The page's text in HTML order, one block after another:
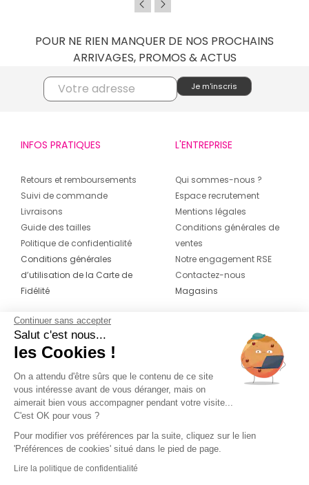
POUR NE RIEN MANQUER DE NOS PROCHAINS
ARRIVAGES, PROMOS & ACTUS
INFOS PRATIQUES
Retours et remboursements
Suivi de commande
Livraisons
Guide des tailles
Politique de confidentialité
Conditions générales
d’utilisation de la Carte de
Fidélité
L'ENTREPRISE
Qui sommes-nous ?
Espace recrutement
Mentions légales
Conditions générales de
ventes
Notre engagement RSE
Contactez-nous
Magasins
CONTACT
04 42 20 78 42
Du lundi au jeudi de 8h30 à 16h30 & le
vendredi de 8h30 à 15h30
Continuer sans accepter
Salut c'est nous...
les Cookies !
On a attendu d'être sûrs que le contenu de ce site
vous intéresse avant de vous déranger, mais on
aimerait bien vous accompagner pendant votre visite...
C'est OK pour vous ?
Pour modifier vos préférences par la suite, cliquez sur le lien
'Préférences de cookies' situé dans le pied de page.
Lire la politique de confidentialité